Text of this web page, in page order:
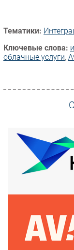
Тематики:
Ключевые слова:
облачные услуги,